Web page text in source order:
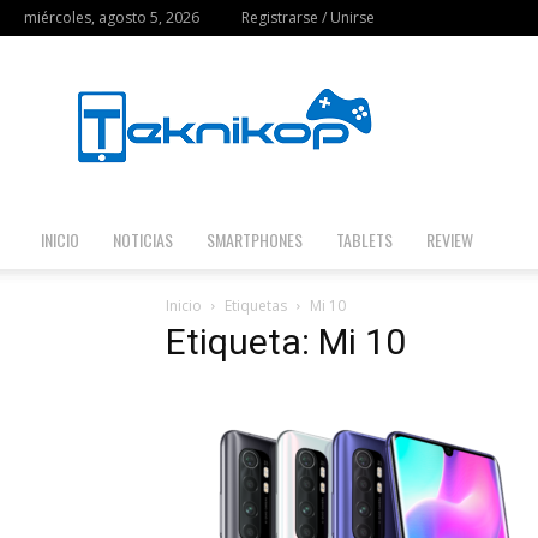
miércoles, agosto 5, 2026 Registrarse / Unirse
INICIO NOTICIAS SMARTPHONES TABLETS REVIEW
Inicio Etiquetas Mi 10
Etiqueta: Mi 10